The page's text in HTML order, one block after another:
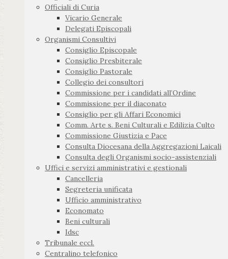
Officiali di Curia
Vicario Generale
Delegati Episcopali
Organismi Consultivi
Consiglio Episcopale
Consiglio Presbiterale
Consiglio Pastorale
Collegio dei consultori
Commissione per i candidati all’Ordine
Commissione per il diaconato
Consiglio per gli Affari Economici
Comm. Arte s. Beni Culturali e Edilizia Culto
Commissione Giustizia e Pace
Consulta Diocesana della Aggregazioni Laicali
Consulta degli Organismi socio-assistenziali
Uffici e servizi amministrativi e gestionali
Cancelleria
Segreteria unificata
Ufficio amministrativo
Economato
Beni culturali
Idsc
Tribunale eccl.
Centralino telefonico